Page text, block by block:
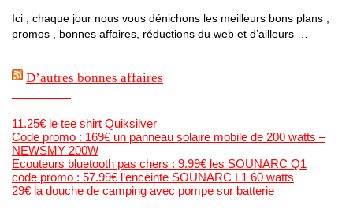
Ici , chaque jour nous vous dénichons les meilleurs bons plans ,
promos , bonnes affaires, réductions du web et d’ailleurs …
D’autres bonnes affaires
11.25€ le tee shirt Quiksilver
Code promo : 169€ un panneau solaire mobile de 200 watts –
NEWSMY 200W
Ecouteurs bluetooth pas chers : 9.99€ les SOUNARC Q1
code promo : 57.99€ l’enceinte SOUNARC L1 60 watts
29€ la douche de camping avec pompe sur batterie